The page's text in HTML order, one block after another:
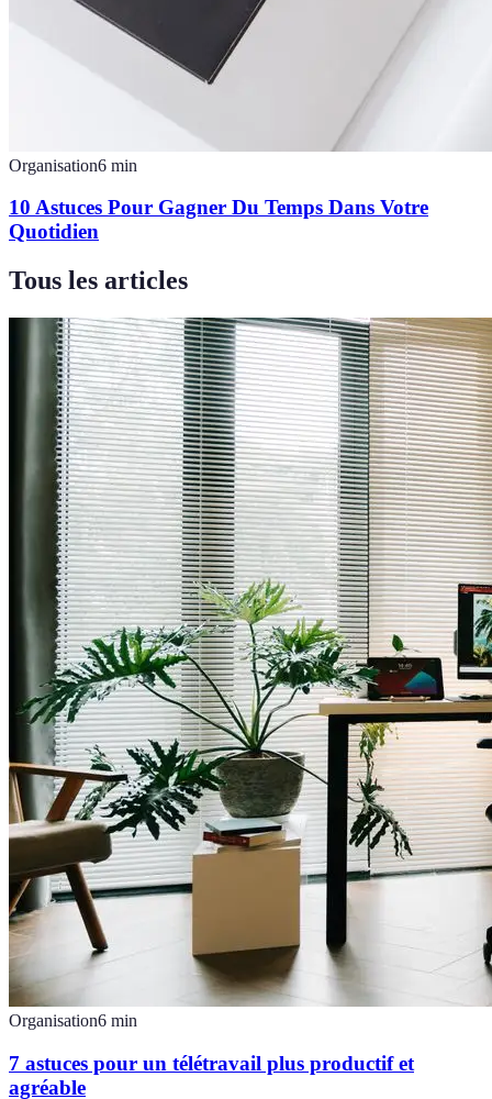
Organisation6 min
10 Astuces Pour Gagner Du Temps Dans Votre
Quotidien
Tous les articles
Organisation6 min
7 astuces pour un télétravail plus productif et
agréable